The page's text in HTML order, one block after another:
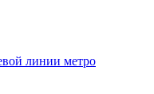
линии метро